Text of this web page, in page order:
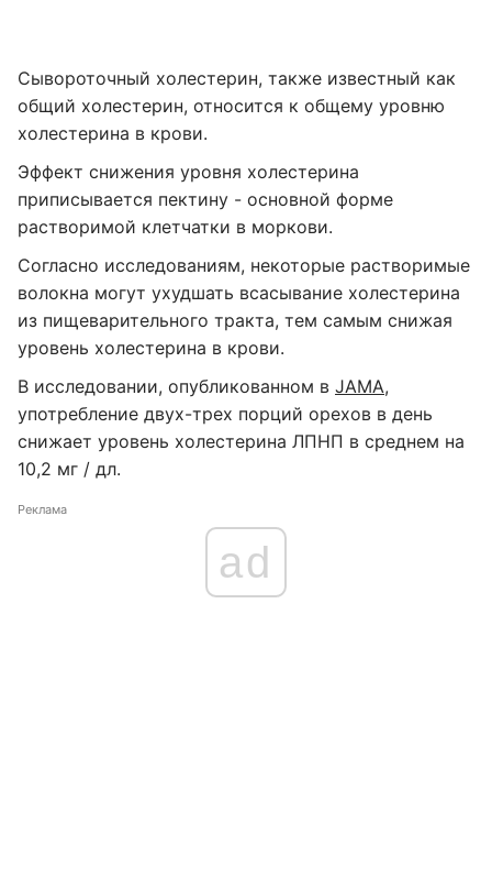
Сывороточный холестерин, также известный как
общий холестерин, относится к общему уровню
холестерина в крови.
Эффект снижения уровня холестерина
приписывается пектину - основной форме
растворимой клетчатки в моркови.
Согласно исследованиям, некоторые растворимые
волокна могут ухудшать всасывание холестерина
из пищеварительного тракта, тем самым снижая
уровень холестерина в крови.
В исследовании, опубликованном в JAMA,
употребление двух-трех порций орехов в день
снижает уровень холестерина ЛПНП в среднем на
10,2 мг / дл.
Реклама
ad